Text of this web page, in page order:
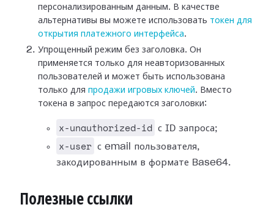
персонализированным данным. В качестве
альтернативы вы можете использовать токен для
открытия платежного интерфейса.
Упрощенный режим без заголовка. Он
применяется только для неавторизованных
пользователей и может быть использована
только для продажи игровых ключей. Вместо
токена в запрос передаются заголовки:
x-unauthorized-id с ID запроса;
x-user с email пользователя,
закодированным в формате Base64.
Полезные ссылки